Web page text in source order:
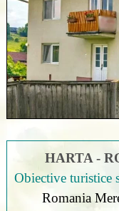
HARTA -
Obiective turistice
Romania